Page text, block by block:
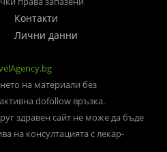
Контакти
Лични данни
на материали без
dofollow връзка.
здравен сайт не може да бъде
на консултацията с лекар-